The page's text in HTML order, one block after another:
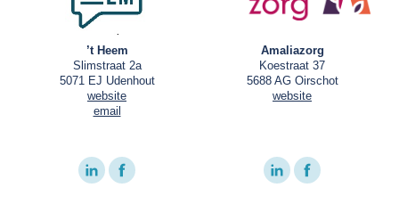
’t Heem
Slimstraat 2a
5071 EJ Udenhout
website
email
Amaliazorg
Koestraat 37
5688 AG Oirschot
website